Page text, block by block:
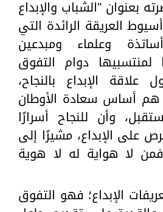
بعنوان "الشباب والإبداع
العريقة الرائدة التي
وعلماء ومبدعين
لمنتسبيها دوام التفوق
علاقة الإبداع بالنجاح،
هم أساس سعادة الأوطان
وأن للنجاح أسرارًا
على الإبداع، مشيرًا إلى
لا هواية له لا هوية
الإبداع؛ فهو التفوق